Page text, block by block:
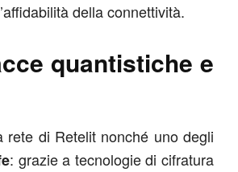
della connettività.
quantistiche e
di Retelit nonché uno degli
: grazie a tecnologie di cifratura